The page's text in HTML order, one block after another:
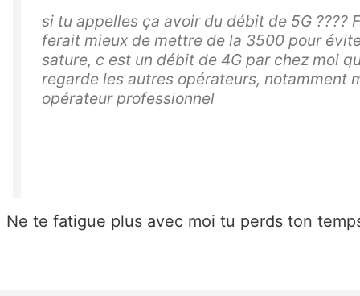
si tu appelles ça avoir du débit de 5G ????
ferait mieux de mettre de la 3500 pour
sature, c est un débit de 4G par chez moi
regarde les autres opérateurs, notamment
opérateur professionnel
Ne te fatigue plus avec moi tu perds ton